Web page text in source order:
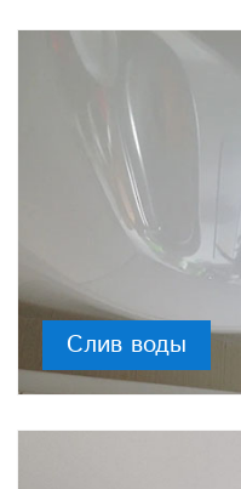
Слив воды